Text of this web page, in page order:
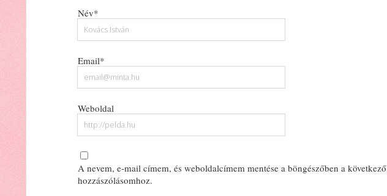
Név*
Email*
Weboldal
A nevem, e-mail címem, és weboldalcímem mentése a böngészőben a következő
hozzászólásomhoz.